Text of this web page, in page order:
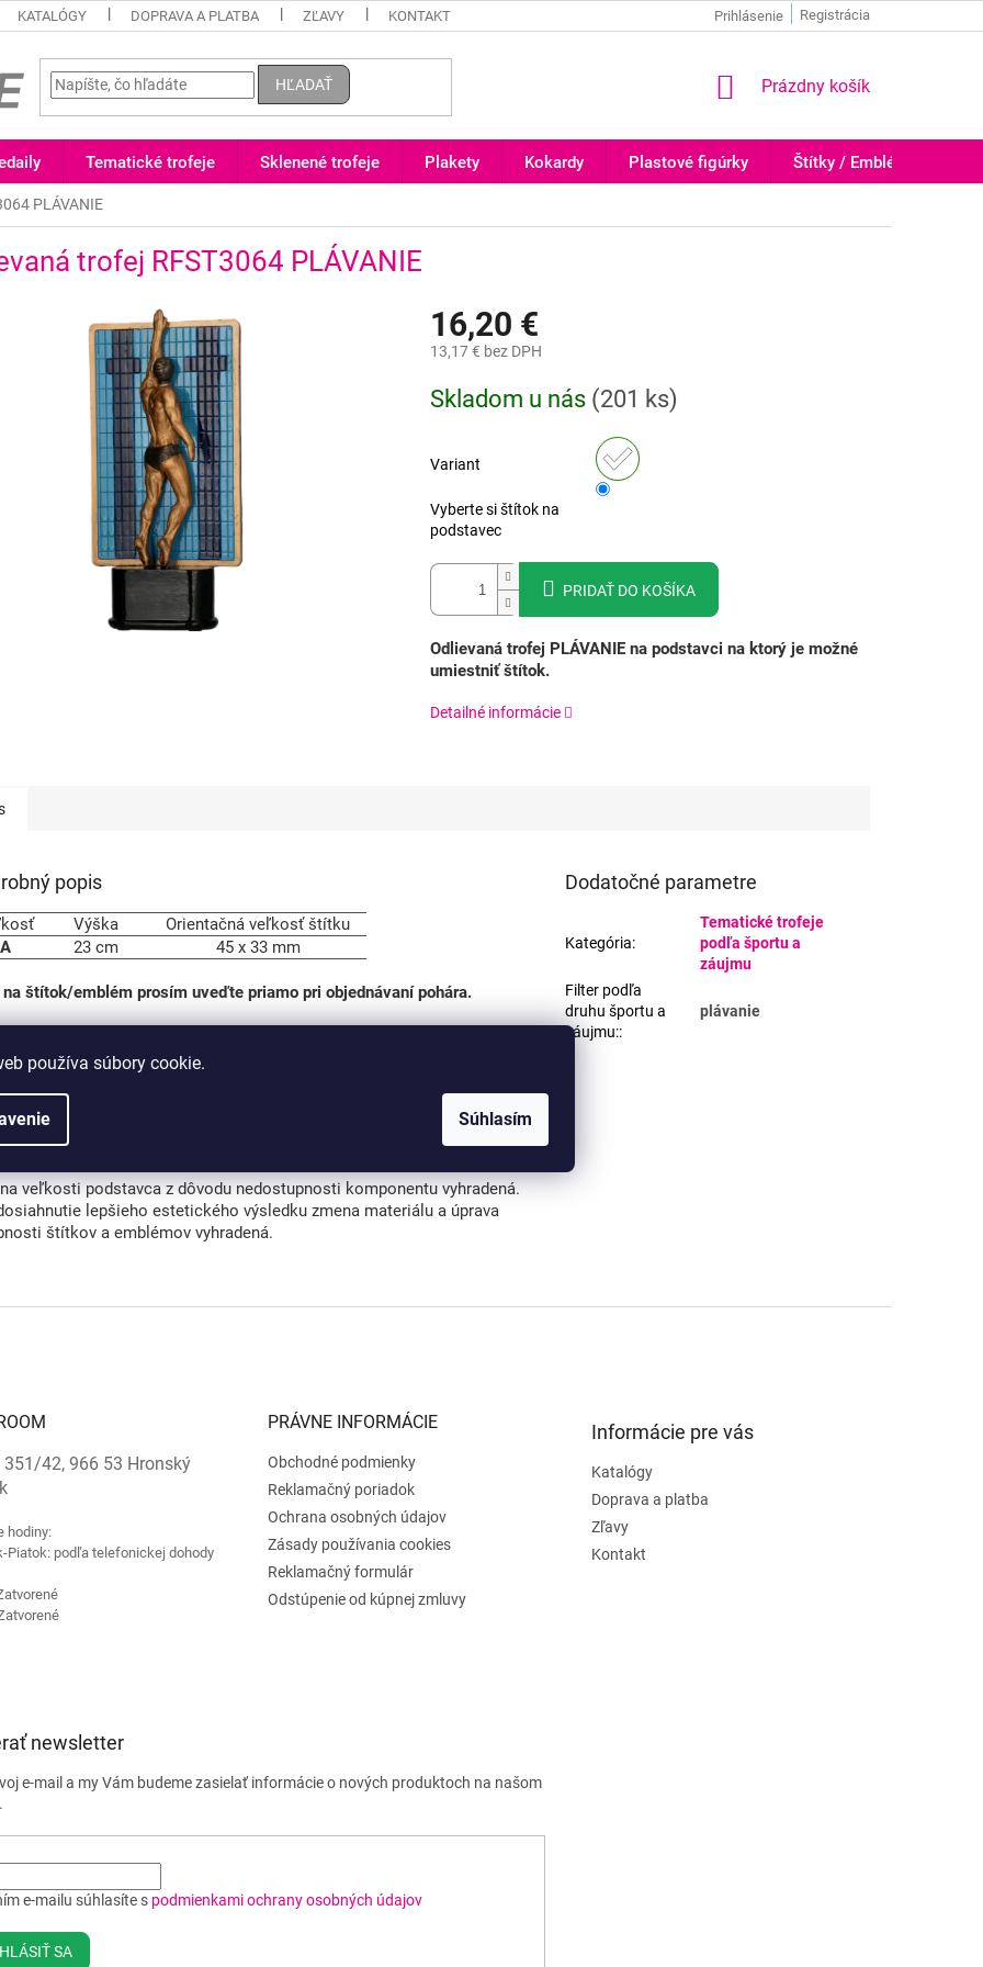
používa súbory cookie.
Súhlasím
KATALÓGY DOPRAVA A PLATBA ZĽAVY KONTAKT Registrácia
Prihlásenie
HĽADAŤ
NÁKUPNÝ
Prázdny košík
Tematické trofeje Sklenené trofeje Plakety Kokardy Plastové figúrky Štítky / Emblémy
PLÁVANIE
trofej RFST3064 PLÁVANIE
16,20 €
13,17 € bez DPH
cena:
Skladom u nás (201 ks)
Variant
Vyberte si štítok na
podstavec
PRIDAŤ DO KOŠÍKA
Odlievaná trofej PLÁVANIE na podstavci na ktorý je možné
umiestniť štítok.
Detailné informácie
popis
Výška
Orientačná veľkosť štítku
A
23 cm 45 x 33 mm
na štítok/emblém prosím uveďte priamo pri objednávaní pohára.
pre gravírovanie je potrebné dodať výlučne vo
veľkosti podstavca z dôvodu nedostupnosti komponentu vyhradená.
lepšieho estetického výsledku zmena materiálu a úprava
štítkov a emblémov vyhradená.
Dodatočné parametre
Kategória:
Tematické trofeje
podľa športu a
záujmu
Filter podľa
druhu športu a
záujmu::
plávanie
351/42, 966 53 Hronský
hodiny:
Piatok: podľa telefonickej dohody
PRÁVNE INFORMÁCIE
Obchodné podmienky
Reklamačný poriadok
Ochrana osobných údajov
Zásady používania cookies
Reklamačný formulár
Odstúpenie od kúpnej zmluvy
Informácie pre vás
Katalógy
Doprava a platba
Zľavy
Kontakt
newsletter
e-mail a my Vám budeme zasielať informácie o nových produktoch na našom
e-mailu súhlasíte s podmienkami ochrany osobných údajov
SA